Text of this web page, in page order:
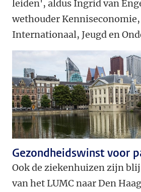
leiden', aldus Ingrid van
wethouder Kenniseconomie,
Internationaal, Jeugd en
Gezondheidswinst voor
Ook de ziekenhuizen zijn
van het LUMC naar Den